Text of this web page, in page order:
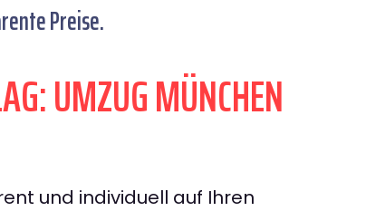
Preise.
UMZUG MÜNCHEN
und individuell auf Ihren